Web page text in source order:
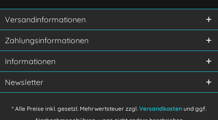
Ich habe die
verstanden und stimme zu.
Mit * gekennzeichnete Felder sind Pflichtfelder.
Senden
Versandinformationen
Zahlungsinformationen
Informationen
Newsletter
* Alle Preise inkl. gesetzl. Mehrwertsteuer zzgl. Versandkosten und ggf.